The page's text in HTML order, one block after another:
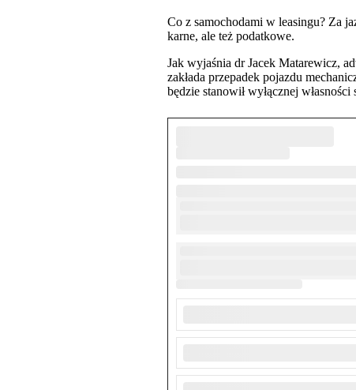
Co z samochodami w leasingu? Za
karne, ale też podatkowe.
Jak wyjaśnia dr Jacek Matarewicz,
zakłada przepadek pojazdu
będzie stanowił wyłącznej